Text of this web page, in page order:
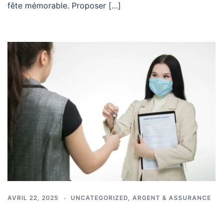
fête mémorable. Proposer […]
AVRIL 22, 2025 UNCATEGORIZED, ARGENT & ASSURANCE